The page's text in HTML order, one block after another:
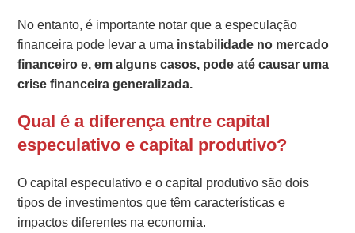
No entanto, é importante notar que a especulação
financeira pode levar a uma instabilidade no mercado
financeiro e, em alguns casos, pode até causar uma
crise financeira generalizada.
Qual é a diferença entre capital
especulativo e capital produtivo?
O capital especulativo e o capital produtivo são dois
tipos de investimentos que têm características e
impactos diferentes na economia.